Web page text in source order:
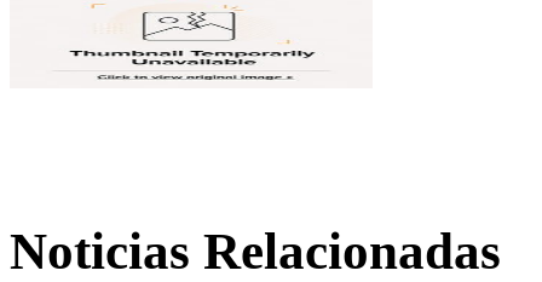
Noticias Relacionadas